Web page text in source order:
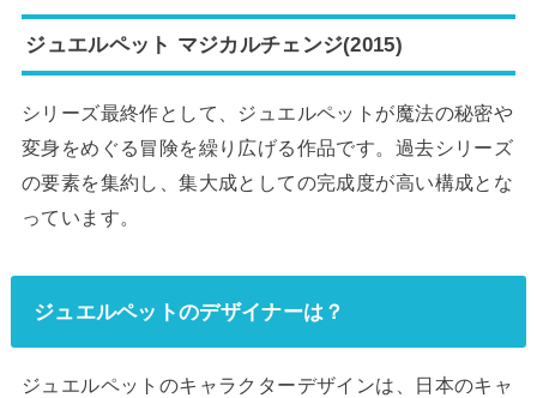
ジュエルペット マジカルチェンジ(2015)
シリーズ最終作として、ジュエルペットが魔法の秘密や
変身をめぐる冒険を繰り広げる作品です。過去シリーズ
の要素を集約し、集大成としての完成度が高い構成とな
っています。
ジュエルペットのデザイナーは？
ジュエルペットのキャラクターデザインは、日本のキャ